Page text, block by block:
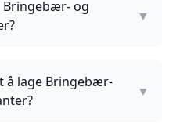
Bringebær- og
▼
å lage Bringebær-
▼